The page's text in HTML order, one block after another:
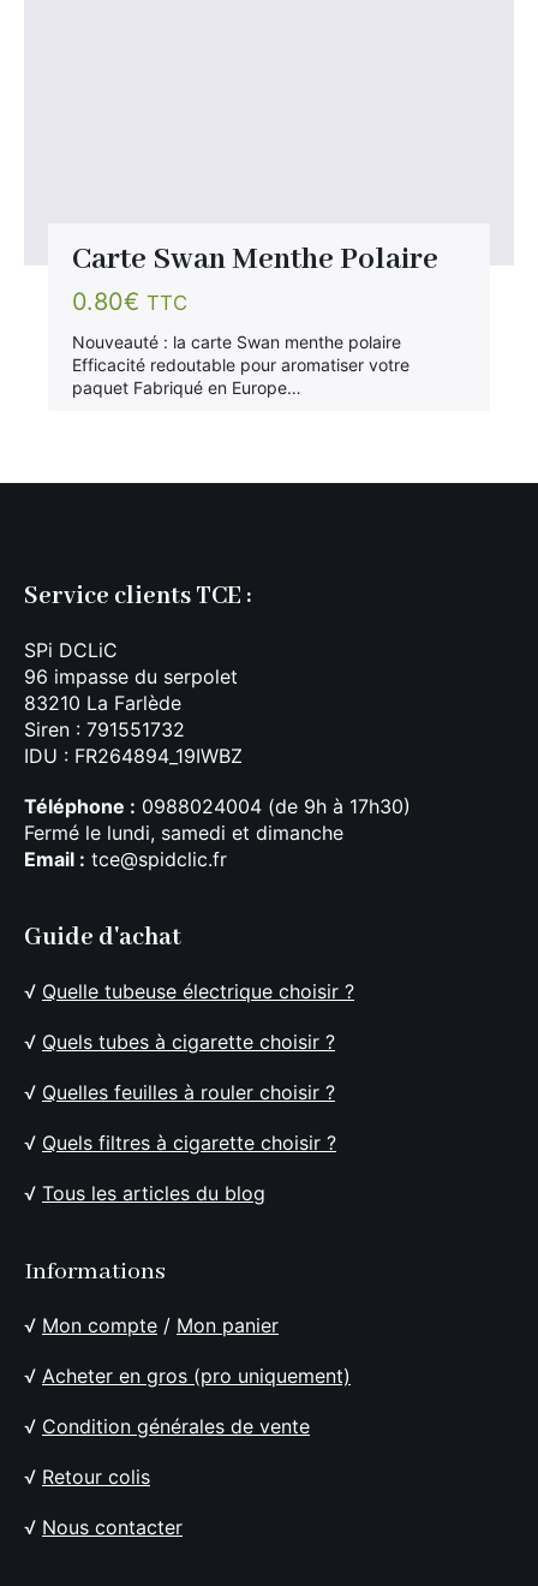
Carte Swan Menthe Polaire
0.80€ TTC
Nouveauté : la carte Swan menthe polaire
Efficacité redoutable pour aromatiser votre
paquet Fabriqué en Europe…
Service clients TCE :
SPi DCLiC
96 impasse du serpolet
83210 La Farlède
Siren : 791551732
IDU : FR264894_19IWBZ
Téléphone : 0988024004 (de 9h à 17h30)
Fermé le lundi, samedi et dimanche
Email : tce@spidclic.fr
Guide d'achat
√ Quelle tubeuse électrique choisir ?
√ Quels tubes à cigarette choisir ?
√ Quelles feuilles à rouler choisir ?
√ Quels filtres à cigarette choisir ?
√ Tous les articles du blog
Informations
√ Mon compte / Mon panier
√ Acheter en gros (pro uniquement)
√ Condition générales de vente
√ Retour colis
√ Nous contacter